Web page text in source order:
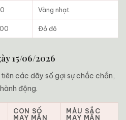
Vàng nhạt
Đỏ đô
15/06/2026
các dãy số gợi sự chắc chắn,
động.
CON SỐ
MAY MẮN
MÀU SẮC
MAY MẮN